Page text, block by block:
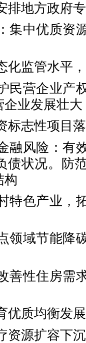
排地方政府
集中优质资
化监管水平
民营企业产
企业发展壮大
标志性项目
融风险：有
债状况。防
构
特色产业，
领域节能降
善性住房需
优质均衡发
资源扩容下